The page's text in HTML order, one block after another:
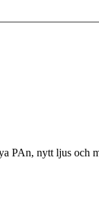
PAn, nytt ljus